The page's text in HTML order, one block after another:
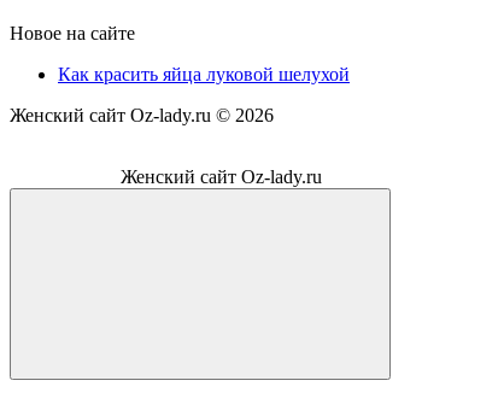
Новое на сайте
Как красить яйца луковой шелухой
Женский сайт Oz-lady.ru © 2026
Женский сайт Oz-lady.ru